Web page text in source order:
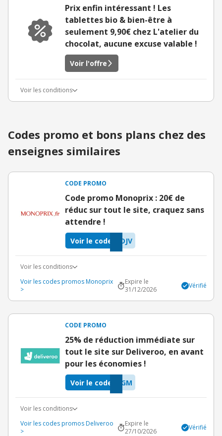
Prix enfin intéressant ! Les
tablettes bio & bien-être à
seulement 9,90€ chez L'atelier du
chocolat, aucune excuse valable !
Voir l'offre
Voir les conditions
Codes promo et bons plans chez des
enseignes similaires
CODE PROMO
Code promo Monoprix : 20€ de
réduc sur tout le site, craquez sans
attendre !
DJV
Voir le code
Voir les conditions
Voir les codes promos Monoprix
>
Expire le
31/12/2026
Vérifié
CODE PROMO
25% de réduction immédiate sur
tout le site sur Deliveroo, en avant
pour les économies !
XGM
Voir le code
Voir les conditions
Voir les codes promos Deliveroo
>
Expire le
27/10/2026
Vérifié